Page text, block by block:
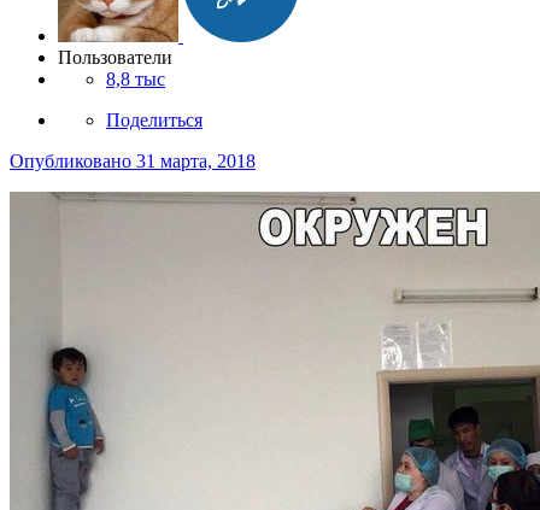
Пользователи
8,8 тыс
Поделиться
Опубликовано 31 марта, 2018